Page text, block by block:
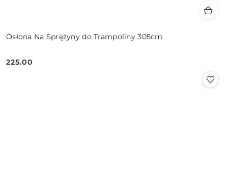
Osłona Na Sprężyny do Trampoliny 305cm
Cena:
225.00